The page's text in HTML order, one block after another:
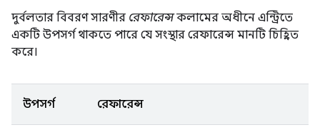
দুর্বলতার বিবরণ সারণীর রেফারেন্সকলামের অধীনে এন্ট্রিতে
একটি উপসর্গ থাকতে পারে যে সংস্থার রেফারেন্স মানটি চিহ্নিত
করে।
উপসর্গ রেফারেন্স